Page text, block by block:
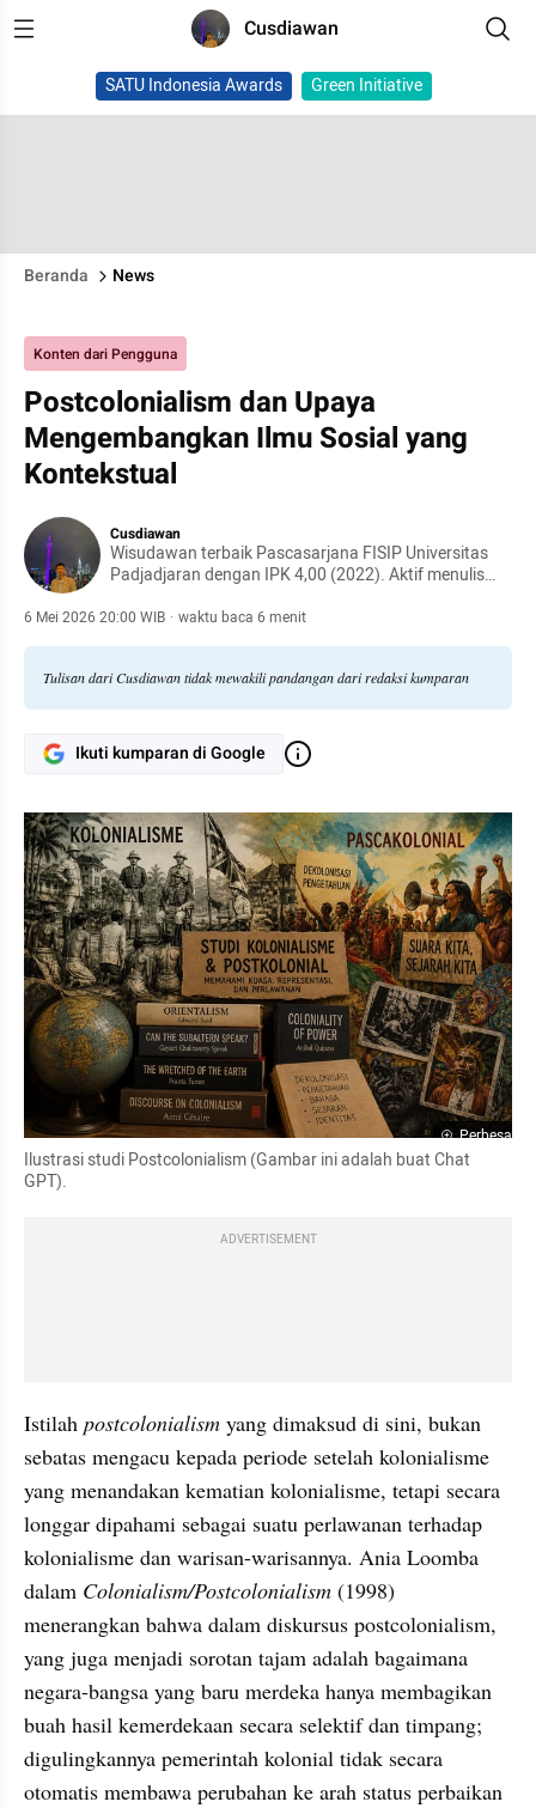
Cusdiawan
SATU Indonesia Awards Green Initiative
Beranda News
Konten dari Pengguna
Postcolonialism dan Upaya
Mengembangkan Ilmu Sosial yang
Kontekstual
Cusdiawan
Wisudawan terbaik Pascasarjana FISIP Universitas
Padjadjaran dengan IPK 4,00 (2022). Aktif menulis
media lainnya, serta mempublikasikan artikel ilmiah di
6 Mei 2026 20:00 WIB · waktu baca 6 menit
Tulisan dari Cusdiawan tidak mewakili pandangan dari redaksi kumparan
Ikuti kumparan di Google
Perbesar
Ilustrasi studi Postcolonialism (Gambar ini adalah buat Chat
GPT).
ADVERTISEMENT
Istilah postcolonialism yang dimaksud di sini, bukan
sebatas mengacu kepada periode setelah kolonialisme
yang menandakan kematian kolonialisme, tetapi secara
longgar dipahami sebagai suatu perlawanan terhadap
kolonialisme dan warisan-warisannya. Ania Loomba
dalam Colonialism/Postcolonialism (1998)
menerangkan bahwa dalam diskursus postcolonialism,
yang juga menjadi sorotan tajam adalah bagaimana
negara-bangsa yang baru merdeka hanya membagikan
buah hasil kemerdekaan secara selektif dan timpang;
digulingkannya pemerintah kolonial tidak secara
otomatis membawa perubahan ke arah status perbaikan